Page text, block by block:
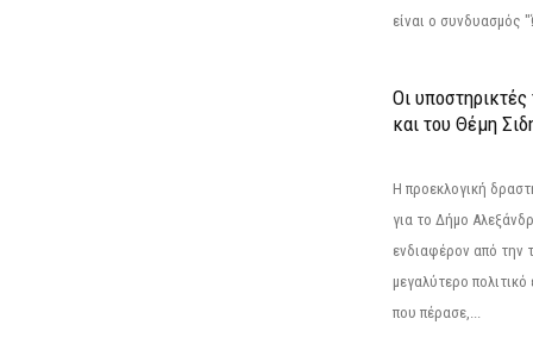
είναι ο συνδυασμός
Οι
και του Θέμη
Η προεκλογική
για το Δήμο
ενδιαφέρον από την
μεγαλύτερο
που πέρασε,...